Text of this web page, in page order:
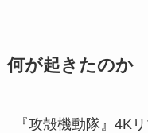
何が起きたのか
『攻殻機動隊』4K